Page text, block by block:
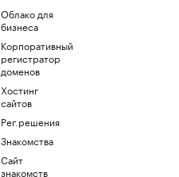
Облако для
бизнеса
Корпоративный
регистратор
доменов
Хостинг
сайтов
Рег.решения
Знакомства
Сайт
знакомств